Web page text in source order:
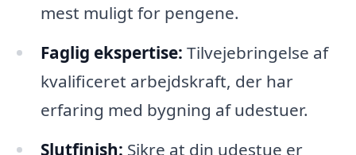
mest muligt for pengene.
Faglig ekspertise: Tilvejebringelse af
kvalificeret arbejdskraft, der har
erfaring med bygning af udestuer.
Slutfinish: Sikre at din udestue er